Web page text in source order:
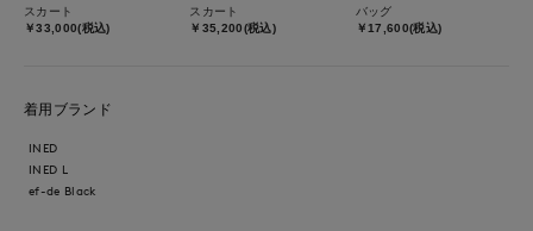
スカート
￥33,000(税込)
スカート
￥35,200(税込)
バッグ
￥17,600(税込)
着用ブランド
INED
INED L
ef-de Black